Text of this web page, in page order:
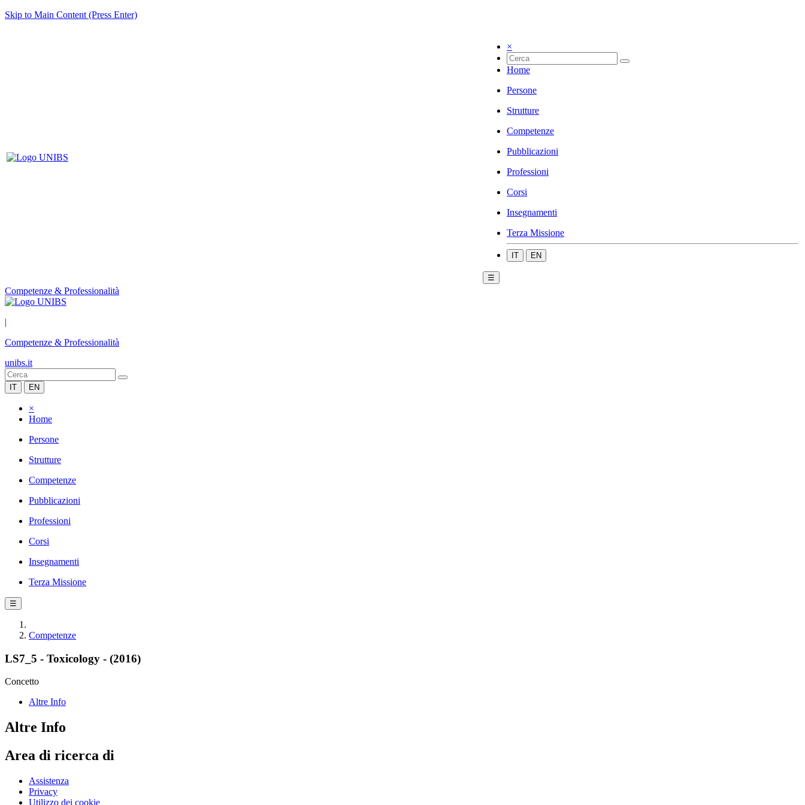
Skip to Main Content (Press Enter)
×
Home
Persone
Strutture
Competenze
Pubblicazioni
Professioni
Corsi
Insegnamenti
Terza Missione
IT EN
☰
Competenze & Professionalità
|
Competenze & Professionalità
unibs.it
IT EN
×
Home
Persone
Strutture
Competenze
Pubblicazioni
Professioni
Corsi
Insegnamenti
Terza Missione
☰
Competenze
LS7_5 - Toxicology - (2016)
Concetto
Altre Info
Altre Info
Area di ricerca di
Assistenza
Privacy
Utilizzo dei cookie